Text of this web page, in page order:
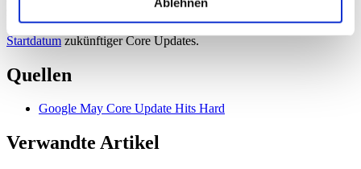
zu befolgen und sich auf die Bereitstellung hochwertiger,
nutzerorientierter Inhalte zu konzentrieren. Achten Sie aufdas
Startdatum zukünftiger Core Updates.
Quellen
Google May Core Update Hits Hard
Verwandte Artikel